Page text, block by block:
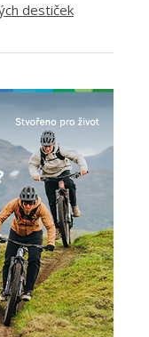
destiček